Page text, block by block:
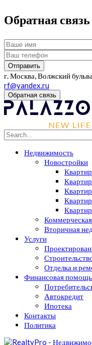
Обратная связь
г. Москва, Волжский
rf@yandex.ru
Обратная связь
Недвижимость
Новостройки
Вторичная
Услуги
Отделка и
Финансовая помощь
Автокредит
Ипотека
Контакты
Политика